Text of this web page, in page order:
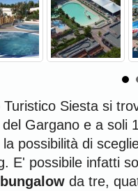
Turistico Siesta si
del Gargano e a soli
possibilità di
E' possibile infatti
bungalow da tre,